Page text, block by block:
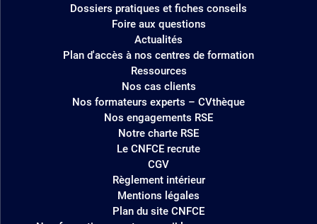
Dossiers pratiques et fiches conseils
Foire aux questions
Actualités
Plan d'accès à nos centres de formation
Ressources
Nos cas clients
Nos formateurs experts – CVthèque
Nos engagements RSE
Notre charte RSE
Le CNFCE recrute
CGV
Règlement intérieur
Mentions légales
Plan du site CNFCE